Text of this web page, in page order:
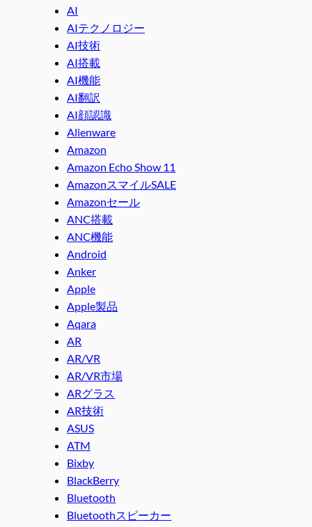
AI
AIテクノロジー
AI技術
AI搭載
AI機能
AI翻訳
AI顔認識
Alienware
Amazon
Amazon Echo Show 11
AmazonスマイルSALE
Amazonセール
ANC搭載
ANC機能
Android
Anker
Apple
Apple製品
Aqara
AR
AR/VR
AR/VR市場
ARグラス
AR技術
ASUS
ATM
Bixby
BlackBerry
Bluetooth
Bluetoothスピーカー